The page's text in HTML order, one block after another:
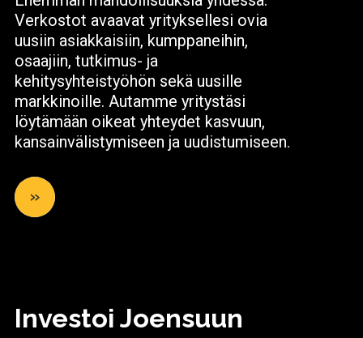
Verkostot avaavat yrityksellesi ovia
uusiin asiakkaisiin, kumppaneihin,
osaajiin, tutkimus- ja
kehitysyhteistyöhön sekä uusille
markkinoille. Autamme yritystäsi
löytämään oikeat yhteydet kasvuun,
kansainvälistymiseen ja uudistumiseen.
»
Investoi Joensuun